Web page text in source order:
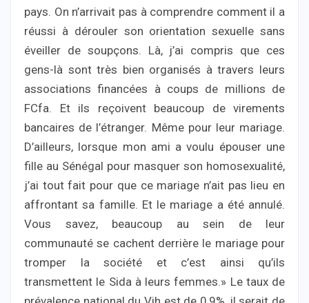
pays. On n’arrivait pas à comprendre comment il a
réussi à dérouler son orientation sexuelle sans
éveiller de soupçons. Là, j’ai compris que ces
gens-là sont très bien organisés à travers leurs
associations financées à coups de millions de
FCfa. Et ils reçoivent beaucoup de virements
bancaires de l’étranger. Même pour leur mariage.
D’ailleurs, lorsque mon ami a voulu épouser une
fille au Sénégal pour masquer son homosexualité,
j’ai tout fait pour que ce mariage n’ait pas lieu en
affrontant sa famille. Et le mariage a été annulé.
Vous savez, beaucoup au sein de leur
communauté se cachent derrière le mariage pour
tromper la société et c’est ainsi qu’ils
transmettent le Sida à leurs femmes.» Le taux de